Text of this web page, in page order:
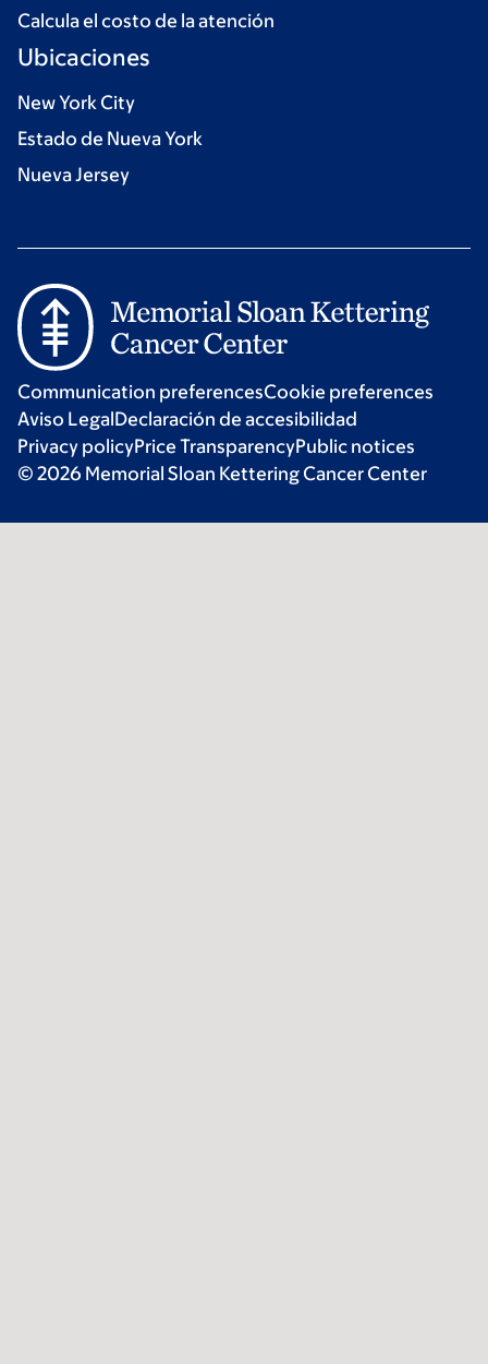
Calcula el costo de la atención
Ubicaciones
New York City
Estado de Nueva York
Nueva Jersey
Communication preferencesCookie preferences
Aviso LegalDeclaración de accesibilidad
Privacy policyPrice TransparencyPublic notices
© 2026 Memorial Sloan Kettering Cancer Center